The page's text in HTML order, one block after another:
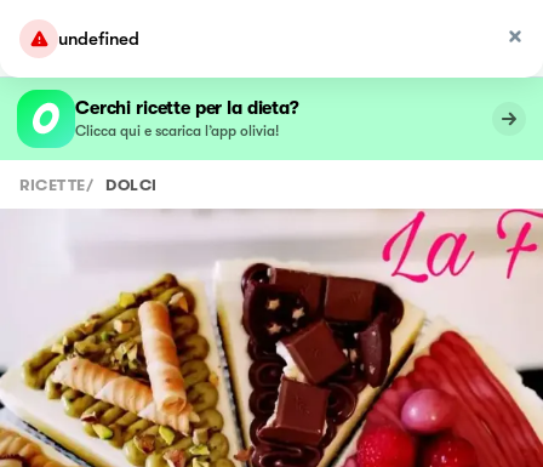
undefined
Cerchi ricette per la dieta?
Clicca qui e scarica l’app olivia!
RICETTE/ DOLCI